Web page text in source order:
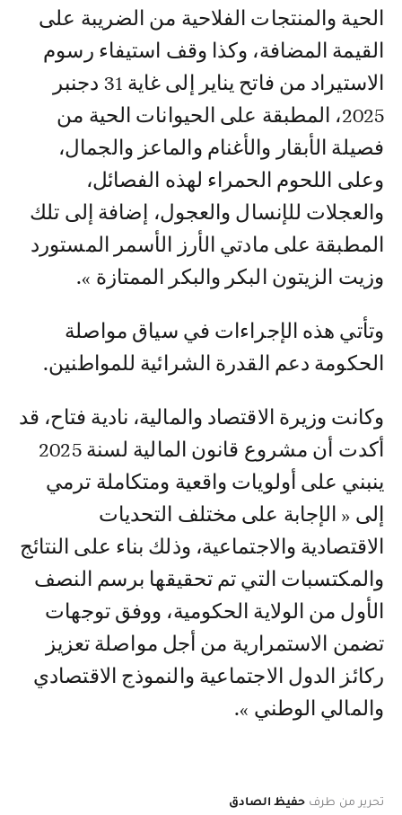
الحية والمنتجات الفلاحية من الضريبة على
القيمة المضافة، وكذا وقف استيفاء رسوم
الاستيراد من فاتح يناير إلى غاية 31 دجنبر
2025، المطبقة على الحيوانات الحية من
فصيلة الأبقار والأغنام والماعز والجمال،
وعلى اللحوم الحمراء لهذه الفصائل،
والعجلات للإنسال والعجول، إضافة إلى تلك
المطبقة على مادتي الأرز الأسمر المستورد
وزيت الزيتون البكر والبكر الممتازة ».
وتأتي هذه الإجراءات في سياق مواصلة
الحكومة دعم القدرة الشرائية للمواطنين.
وكانت وزيرة الاقتصاد والمالية، نادية فتاح، قد
أكدت أن مشروع قانون المالية لسنة 2025
ينبني على أولويات واقعية ومتكاملة ترمي
إلى « الإجابة على مختلف التحديات
الاقتصادية والاجتماعية، وذلك بناء على النتائج
والمكتسبات التي تم تحقيقها برسم النصف
الأول من الولاية الحكومية، ووفق توجهات
تضمن الاستمرارية من أجل مواصلة تعزيز
ركائز الدول الاجتماعية والنموذج الاقتصادي
والمالي الوطني ».
تحرير من طرف حفيظ الصادق